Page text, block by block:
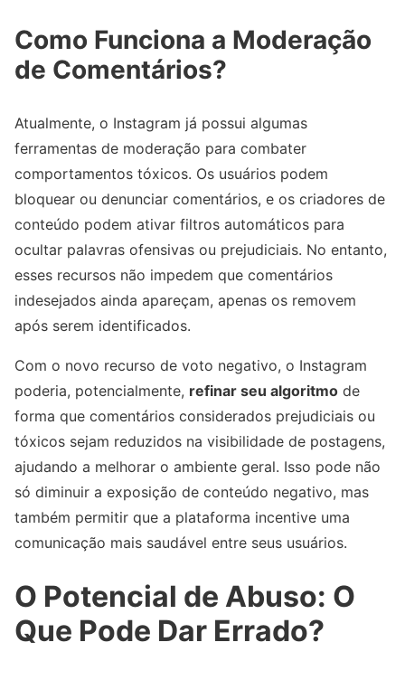
Como Funciona a Moderação
de Comentários?
Atualmente, o Instagram já possui algumas
ferramentas de moderação para combater
comportamentos tóxicos. Os usuários podem
bloquear ou denunciar comentários, e os criadores de
conteúdo podem ativar filtros automáticos para
ocultar palavras ofensivas ou prejudiciais. No entanto,
esses recursos não impedem que comentários
indesejados ainda apareçam, apenas os removem
após serem identificados.
Com o novo recurso de voto negativo, o Instagram
poderia, potencialmente, refinar seu algoritmo de
forma que comentários considerados prejudiciais ou
tóxicos sejam reduzidos na visibilidade de postagens,
ajudando a melhorar o ambiente geral. Isso pode não
só diminuir a exposição de conteúdo negativo, mas
também permitir que a plataforma incentive uma
comunicação mais saudável entre seus usuários.
O Potencial de Abuso: O
Que Pode Dar Errado?